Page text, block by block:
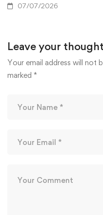
07/07/2026
Leave your
Your email address will not
marked *